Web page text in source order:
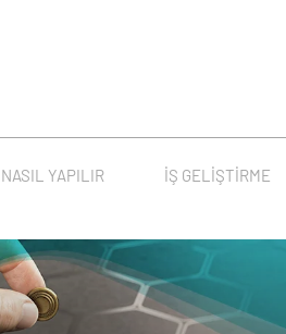
NASIL YAPILIR İŞ GELIŞTIRME